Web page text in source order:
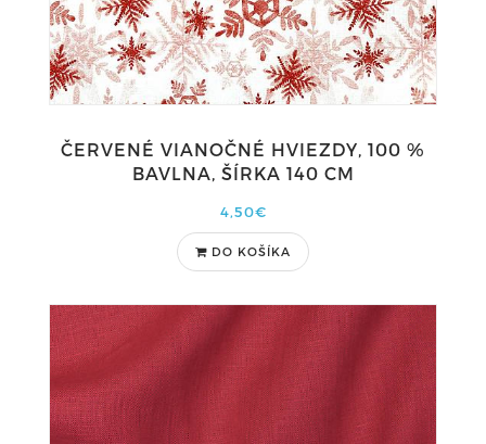
ČERVENÉ VIANOČNÉ HVIEZDY, 100 %
BAVLNA, ŠÍRKA 140 CM
4,50€
DO KOŠÍKA